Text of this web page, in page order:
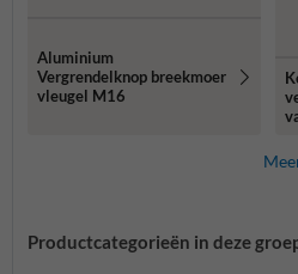
Aluminium
Vergrendelknop breekmoer
vleugel M16
Productcategorieën in deze